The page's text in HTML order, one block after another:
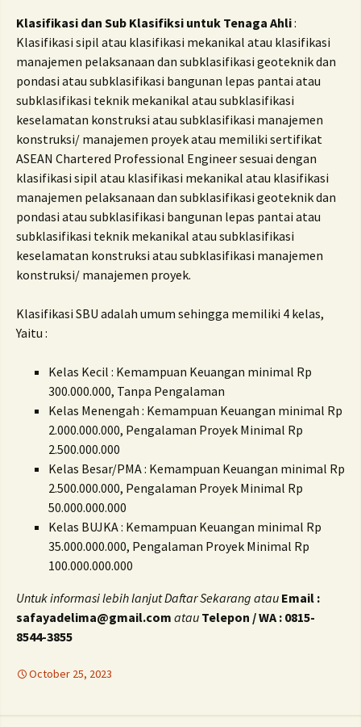
Klasifikasi dan Sub Klasifiksi untuk Tenaga Ahli:
Klasifikasi sipil atau klasifikasi mekanikal atau klasifikasi
manajemen pelaksanaan dan subklasifikasi geoteknik dan
pondasi atau subklasifikasi bangunan lepas pantai atau
subklasifikasi teknik mekanikal atau subklasifikasi
keselamatan konstruksi atau subklasifikasi manajemen
konstruksi/ manajemen proyek atau memiliki sertifikat
ASEAN Chartered Professional Engineer sesuai dengan
klasifikasi sipil atau klasifikasi mekanikal atau klasifikasi
manajemen pelaksanaan dan subklasifikasi geoteknik dan
pondasi atau subklasifikasi bangunan lepas pantai atau
subklasifikasi teknik mekanikal atau subklasifikasi
keselamatan konstruksi atau subklasifikasi manajemen
konstruksi/ manajemen proyek.
Klasifikasi SBU adalah umum sehingga memiliki 4 kelas,
Yaitu :
Kelas Kecil : Kemampuan Keuangan minimal Rp
300.000.000, Tanpa Pengalaman
Kelas Menengah : Kemampuan Keuangan minimal Rp
2.000.000.000, Pengalaman Proyek Minimal Rp
2.500.000.000
Kelas Besar/PMA : Kemampuan Keuangan minimal Rp
2.500.000.000, Pengalaman Proyek Minimal Rp
50.000.000.000
Kelas BUJKA : Kemampuan Keuangan minimal Rp
35.000.000.000, Pengalaman Proyek Minimal Rp
100.000.000.000
Untuk informasi lebih lanjut Daftar Sekarang atau Email :
safayadelima@gmail.com atau Telepon / WA : 0815-
8544-3855
October 25, 2023